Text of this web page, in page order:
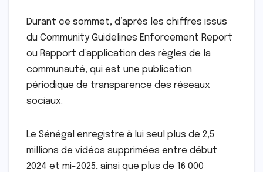
Durant ce sommet, d’après les chiffres issus
du Community Guidelines Enforcement Report
ou Rapport d’application des règles de la
communauté, qui est une publication
périodique de transparence des réseaux
sociaux.
Le Sénégal enregistre à lui seul plus de 2,5
millions de vidéos supprimées entre début
2024 et mi-2025, ainsi que plus de 16 000